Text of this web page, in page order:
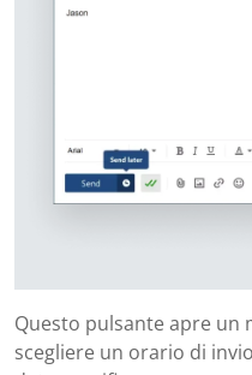
Questo pulsante apre un
scegliere un orario di